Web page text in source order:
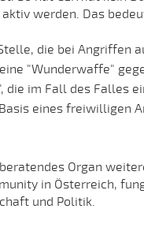
werden. Das
die bei Angriffen
"Wunderwaffe"
die im Fall des Falles
eines freiwilligen
Organ
in Österreich,
und Politik.